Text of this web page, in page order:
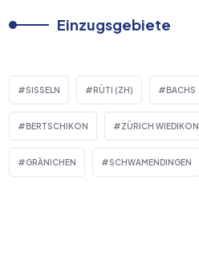
Einzugsgebiete
SISSELN RÜTI (ZH) BACHS
BERTSCHIKON ZÜRICH WIEDIKON
GRÄNICHEN SCHWAMENDINGEN